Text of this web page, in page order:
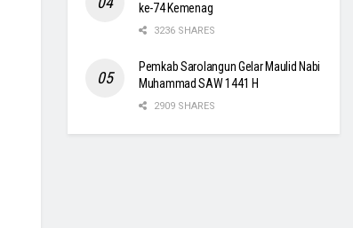
ke-74 Kemenag
3236 SHARES
Pemkab Sarolangun Gelar Maulid Nabi
Muhammad SAW 1441 H
2909 SHARES